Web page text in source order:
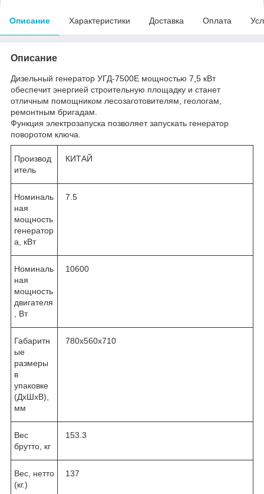
Описание Характеристики Доставка Оплата
Описание
Дизельный генератор УГД-7500Е мощностью 7,5 кВт
обеспечит энергией строительную площадку и станет
отличным помощником лесозаготовителям, геологам,
ремонтным бригадам.
Функция электрозапуска позволяет запускать генератор
поворотом ключа.
Производ
итель
КИТАЙ
Номиналь
ная
мощность
генератор
а, кВт
7.5
Номиналь
ная
мощность
двигателя
, Вт
10600
Габаритн
ые
размеры
в
упаковке
(ДхШхВ),
мм
780х560х710
Вес
брутто, кг
153.3
Вес, нетто
(кг.)
137